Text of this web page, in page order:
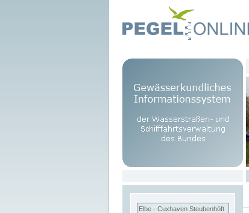
Elbe - Cuxhaven Steubenhöft